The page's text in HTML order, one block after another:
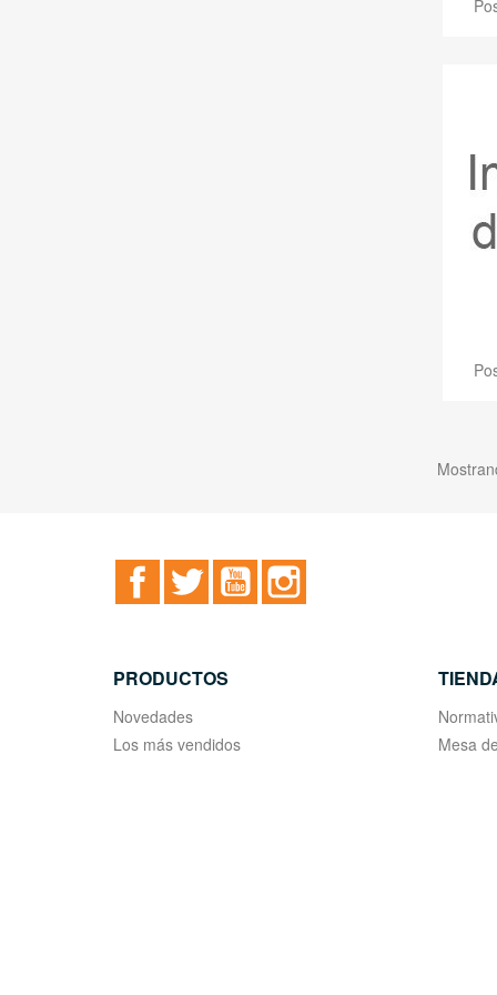
FacebookTwitter YouTube
PRODUCTOS
Novedades
Los más vendidos
Mesa